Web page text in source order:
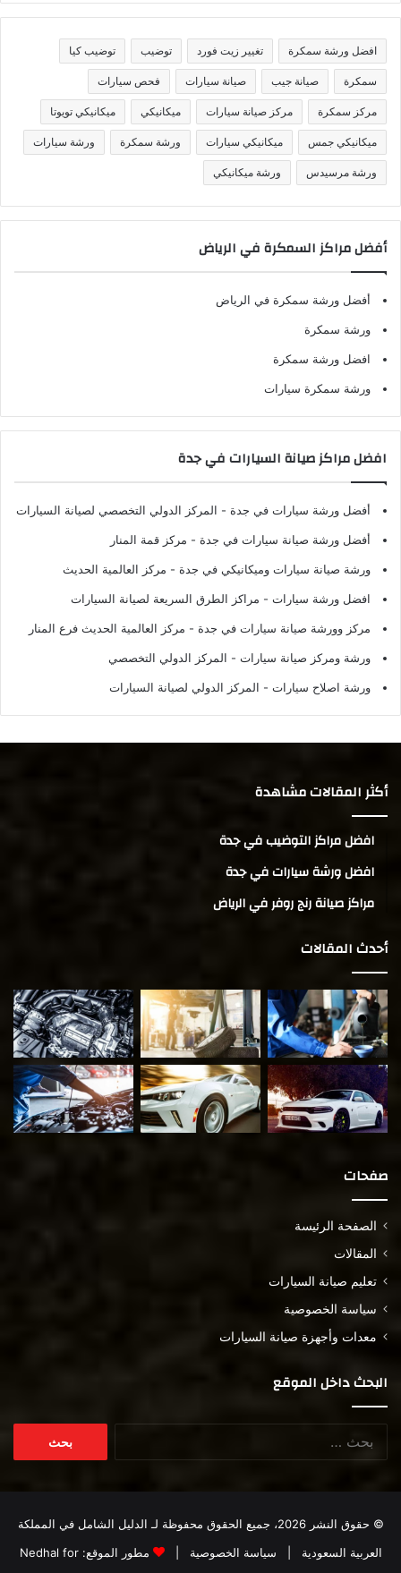
ن
ف
ا
افضل ورشة سمكرة تغيير زيت فورد توضيب توضيب كيا
سمكرة صيانة جيب صيانة سيارات فحص سيارات
مركز سمكرة مركز صيانة سيارات ميكانيكي ميكانيكي تويوتا
ميكانيكي جمس ميكانيكي سيارات ورشة سمكرة ورشة سيارات
ورشة مرسيدس ورشة ميكانيكي
أفضل مراكز السمكرة في الرياض
أفضل ورشة سمكرة في الرياض
ورشة سمكرة
افضل ورشة سمكرة
ورشة سمكرة سيارات
افضل مراكز صيانة السيارات في جدة
أفضل ورشة سيارات في جدة - المركز الدولي التخصصي لصيانة السيارات
أفضل ورشة صيانة سيارات في جدة - مركز قمة المنار
ورشة صيانة سيارات وميكانيكي في جدة - مركز العالمية الحديث
افضل ورشة سيارات - مراكز الطرق السريعة لصيانة السيارات
مركز وورشة صيانة سيارات في جدة - مركز العالمية الحديث فرع المنار
ورشة ومركز صيانة سيارات - المركز الدولي التخصصي
ورشة اصلاح سيارات - المركز الدولي لصيانة السيارات
أكثر المقالات مشاهدة
افضل مراكز التوضيب في جدة
افضل ورشة سيارات في جدة
مراكز صيانة رنج روفر في الرياض
أحدث المقالات
صفحات
الصفحة الرئيسة
المقالات
تعليم صيانة السيارات
سياسة الخصوصية
معدات وأجهزة صيانة السيارات
البحث داخل الموقع
© حقوق النشر 2026، جميع الحقوق محفوظة لـ
الدليل الشامل في المملكة
العربية السعودية
سياسة الخصوصية | مطور الموقع:Nedhal for